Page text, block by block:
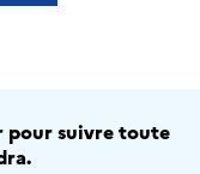
pour suivre toute